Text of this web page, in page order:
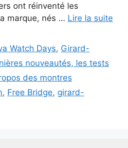
ont réinventé les
marque, nés … Lire la suite
Watch Days, Girard-
nouveautés, les tests
des montres
, Free Bridge, girard-